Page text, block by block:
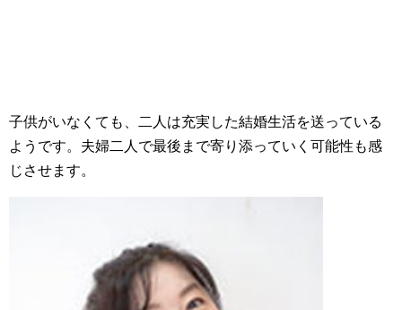
子供がいなくても、二人は充実した結婚生活を送っている
ようです。夫婦二人で最後まで寄り添っていく可能性も感
じさせます。